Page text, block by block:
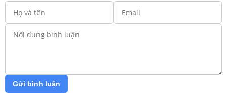
Gửi bình luận